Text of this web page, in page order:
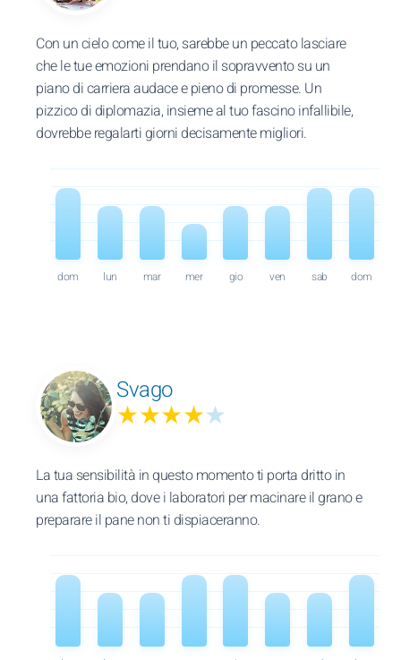
Con un cielo come il tuo, sarebbe un peccato lasciare
che le tue emozioni prendano il sopravvento su un
piano di carriera audace e pieno di promesse. Un
pizzico di diplomazia, insieme al tuo fascino infallibile,
dovrebbe regalarti giorni decisamente migliori.
dom lun mar mer gio ven sab dom
Svago
★★★★★
La tua sensibilità in questo momento ti porta dritto in
una fattoria bio, dove i laboratori per macinare il grano e
preparare il pane non ti dispiaceranno.